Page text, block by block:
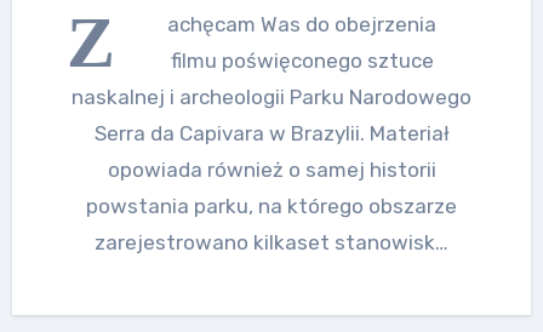
Z
achęcam Was do obejrzenia
filmu poświęconego sztuce
naskalnej i archeologii Parku Narodowego
Serra da Capivara w Brazylii. Materiał
opowiada również o samej historii
powstania parku, na którego obszarze
zarejestrowano kilkaset stanowisk…